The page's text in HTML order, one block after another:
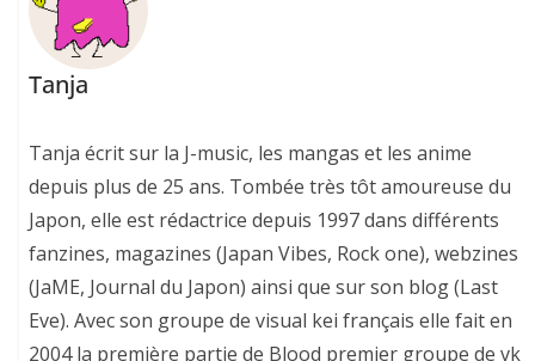
Tanja
Tanja écrit sur la J-music, les mangas et les anime
depuis plus de 25 ans. Tombée très tôt amoureuse du
Japon, elle est rédactrice depuis 1997 dans différents
fanzines, magazines (Japan Vibes, Rock one), webzines
(JaME, Journal du Japon) ainsi que sur son blog (Last
Eve). Avec son groupe de visual kei français elle fait en
2004 la première partie de Blood premier groupe de vk